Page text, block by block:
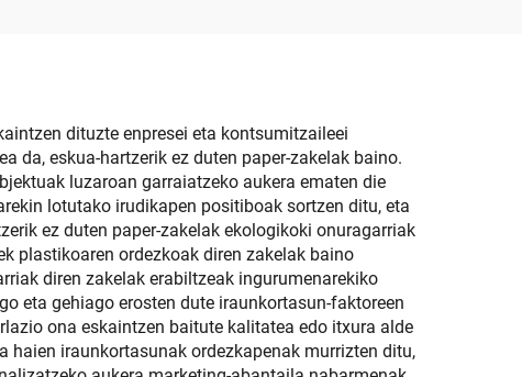
dituzte enpresei eta kontsumitzaileei
da, eskua-hartzerik ez duten paper-zakelak baino.
luzaroan garraiatzeko aukera ematen die
lotutako irudikapen positiboak sortzen ditu, eta
ez duten paper-zakelak ekologikoki onuragarriak
plastikoaren ordezkoak diren zakelak baino
diren zakelak erabiltzeak ingurumenarekiko
eta gehiago erosten dute iraunkortasun-faktoreen
ona eskaintzen baitute kalitatea edo itxura alde
haien iraunkortasunak ordezkapenak murrizten ditu,